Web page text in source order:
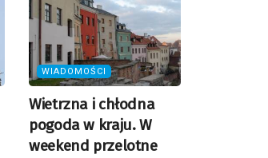
WIADOMOŚCI
Wietrzna i chłodna
pogoda w kraju. W
weekend przelotne